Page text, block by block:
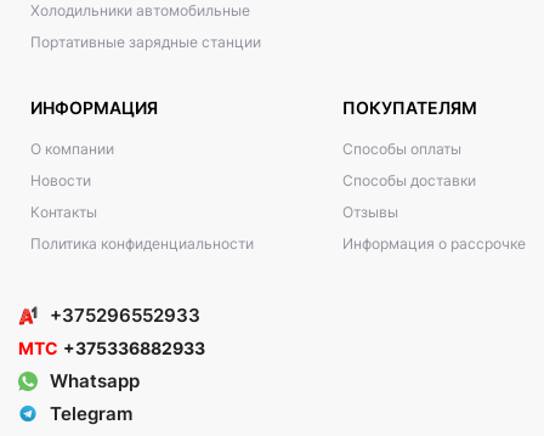
Холодильники автомобильные
Портативные зарядные станции
ИНФОРМАЦИЯ
О компании
Новости
Контакты
Политика конфиденциальности
ПОКУПАТЕЛЯМ
Способы оплаты
Способы доставки
Отзывы
Информация о рассрочке
+375296552933
МТС +375336882933
Whatsapp
Telegram